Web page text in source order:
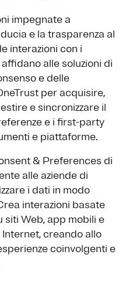
impegnate a
e la trasparenza al
interazioni con i
alle soluzioni di
e delle
per acquisire,
e sincronizzare il
e i first-party
e piattaforme.
& Preferences di
alle aziende di
i dati in modo
interazioni basate
siti Web, app mobili e
creando allo
coinvolgenti e